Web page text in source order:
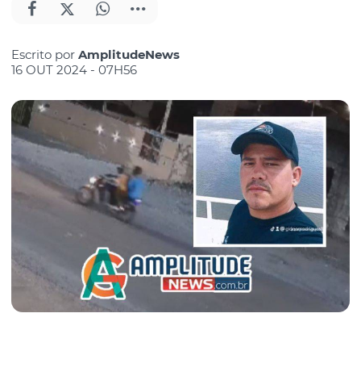
Escrito por AmplitudeNews
16 OUT 2024 - 07H56